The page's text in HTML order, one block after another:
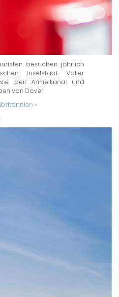
besuchen jährlich
Inselstaat. Voller
den Ärmelkanal und
von Dover.
»